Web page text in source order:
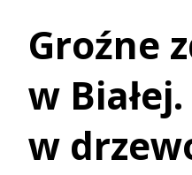
Groźne
w
w